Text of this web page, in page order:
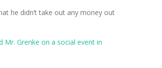
he didn’t take out any money out
Mr. Grenke on a social event in